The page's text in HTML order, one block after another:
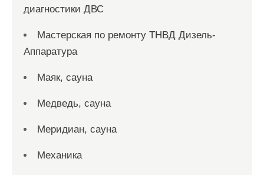
диагностики ДВС
Мастерская по ремонту ТНВД Дизель-
Аппаратура
Маяк, сауна
Медведь, сауна
Меридиан, сауна
Механика